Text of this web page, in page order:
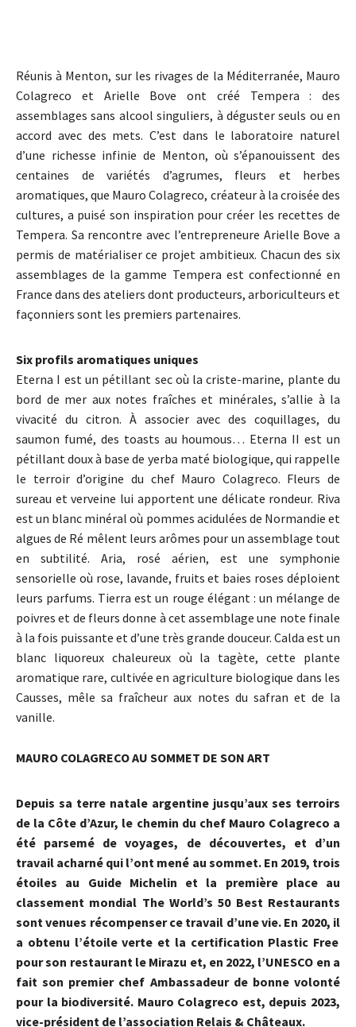
Réunis à Menton, sur les rivages de la Méditerranée, Mauro
Colagreco et Arielle Bove ont créé Tempera : des
assemblages sans alcool singuliers, à déguster seuls ou en
accord avec des mets. C’est dans le laboratoire naturel
d’une richesse infinie de Menton, où s’épanouissent des
centaines de variétés d’agrumes, fleurs et herbes
aromatiques, que Mauro Colagreco, créateur à la croisée des
cultures, a puisé son inspiration pour créer les recettes de
Tempera. Sa rencontre avec l’entrepreneure Arielle Bove a
permis de matérialiser ce projet ambitieux. Chacun des six
assemblages de la gamme Tempera est confectionné en
France dans des ateliers dont producteurs, arboriculteurs et
façonniers sont les premiers partenaires.
Six profils aromatiques uniques
Eterna I est un pétillant sec où la criste-marine, plante du
bord de mer aux notes fraîches et minérales, s’allie à la
vivacité du citron. À associer avec des coquillages, du
saumon fumé, des toasts au houmous… Eterna II est un
pétillant doux à base de yerba maté biologique, qui rappelle
le terroir d’origine du chef Mauro Colagreco. Fleurs de
sureau et verveine lui apportent une délicate rondeur. Riva
est un blanc minéral où pommes acidulées de Normandie et
algues de Ré mêlent leurs arômes pour un assemblage tout
en subtilité. Aria, rosé aérien, est une symphonie
sensorielle où rose, lavande, fruits et baies roses déploient
leurs parfums. Tierra est un rouge élégant : un mélange de
poivres et de fleurs donne à cet assemblage une note finale
à la fois puissante et d’une très grande douceur. Calda est un
blanc liquoreux chaleureux où la tagète, cette plante
aromatique rare, cultivée en agriculture biologique dans les
Causses, mêle sa fraîcheur aux notes du safran et de la
vanille.
MAURO COLAGRECO AU SOMMET DE SON ART
Depuis sa terre natale argentine jusqu’aux ses terroirs
de la Côte d’Azur, le chemin du chef Mauro Colagreco a
été parsemé de voyages, de découvertes, et d’un
travail acharné qui l’ont mené au sommet. En 2019, trois
étoiles au Guide Michelin et la première place au
classement mondial The World’s 50 Best Restaurants
sont venues récompenser ce travail d’une vie. En 2020, il
a obtenu l’étoile verte et la certification Plastic Free
pour son restaurant le Mirazu et, en 2022, l’UNESCO en a
fait son premier chef Ambassadeur de bonne volonté
pour la biodiversité. Mauro Colagreco est, depuis 2023,
vice-président de l’association Relais & Châteaux.